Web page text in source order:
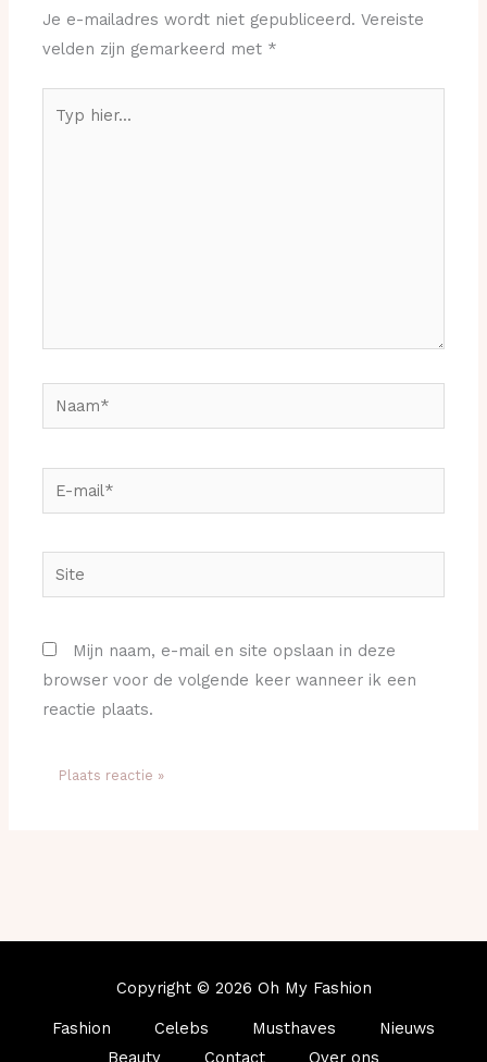
Je e-mailadres wordt niet gepubliceerd. Vereiste
velden zijn gemarkeerd met *
hier...
Naam*
E-
mail*
Site
Mijn naam, e-mail en site opslaan in deze
browser voor de volgende keer wanneer ik een
reactie plaats.
Copyright © 2026 Oh My Fashion
Fashion Celebs Musthaves
Nieuws
Beauty
Contact Over ons